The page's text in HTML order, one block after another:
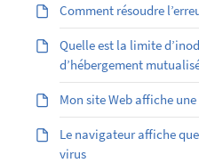
Comment résoudre
Quelle est la limite
d’hébergement
Mon site Web affiche
Le navigateur affiche
virus